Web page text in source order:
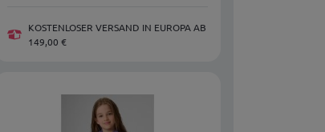
KOSTENLOSER VERSAND IN EUROPA AB
149,00 €